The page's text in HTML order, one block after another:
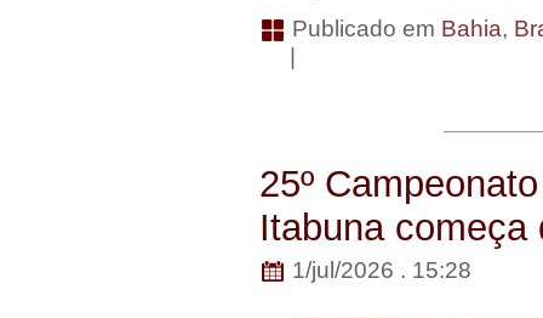
Publicado em Bahia,
25º
Itabuna começa
1/jul/2026 . 15:28